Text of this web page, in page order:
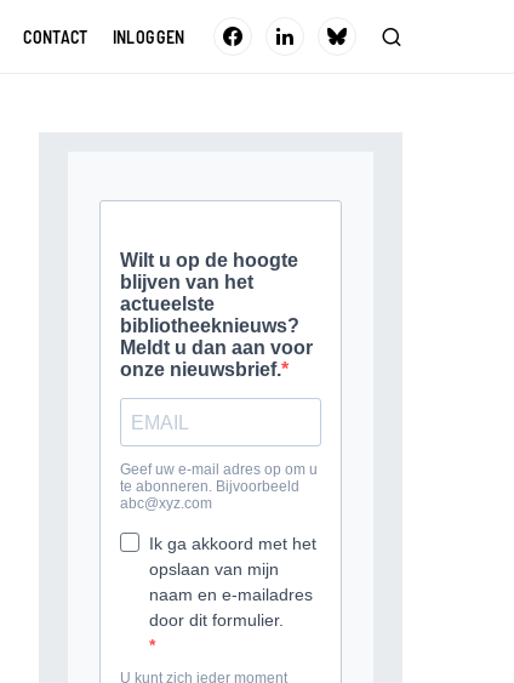
CONTACT INLOGGEN